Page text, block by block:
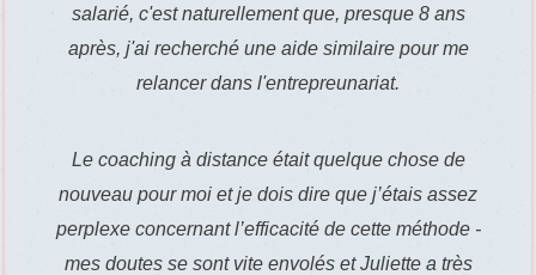
salarié, c'est naturellement que, presque 8 ans
après, j'ai recherché une aide similaire pour me
relancer dans l'entrepreunariat.
Le coaching à distance était quelque chose de
nouveau pour moi et je dois dire que j’étais assez
perplexe concernant l’efficacité de cette méthode -
mes doutes se sont vite envolés et Juliette a très